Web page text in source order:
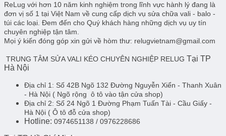
ReLug với hơn 10 năm kinh nghiệm trong lĩnh vực hành lý đang là
đơn vị số 1 tại Việt Nam về cung cấp dịch vụ sửa chữa vali - balo -
túi các loại. Đem đến cho Quý khách hàng những dịch vụ uy tín
chuyên nghiệp tận tâm.
Mọi ý kiến đóng góp xin gửi về hòm thư: relugvietnam@gmail.com
TRUNG TÂM SỬA VALI KÉO CHUYÊN NGHIỆP RELUG Tại TP
Hà Nội
Địa chỉ 1: Số 42B Ngõ 132 Đường Nguyễn Xiển - Thanh Xuân
- Hà Nội ( Ngõ rộng ô tô vào tận cửa shop)
Địa chỉ 2: Số 24 Ngõ 1 Đường Phạm Tuấn Tài - Cầu Giấy -
Hà Nội ( Ô tô đỗ cửa shop)
Hotline: 0974651138 / 0976228686